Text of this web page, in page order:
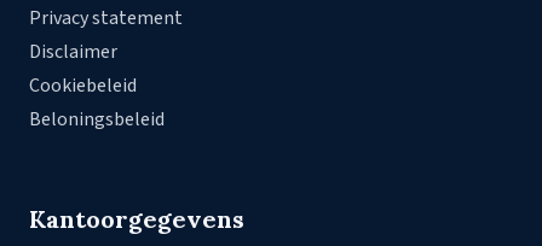
Privacy statement
Disclaimer
Cookiebeleid
Beloningsbeleid
Kantoorgegevens